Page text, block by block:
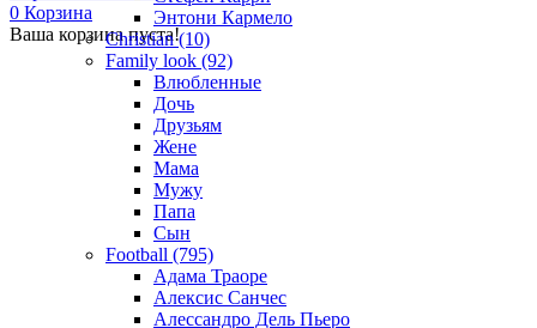
0 Корзина
Ваша корзина пуста!
Энтони Кармело
Christian (10)
Family look (92)
Влюбленные
Дочь
Друзьям
Жене
Мама
Мужу
Папа
Сын
Football (795)
Адама Траоре
Алексис Санчес
Алессандро Дель Пьеро